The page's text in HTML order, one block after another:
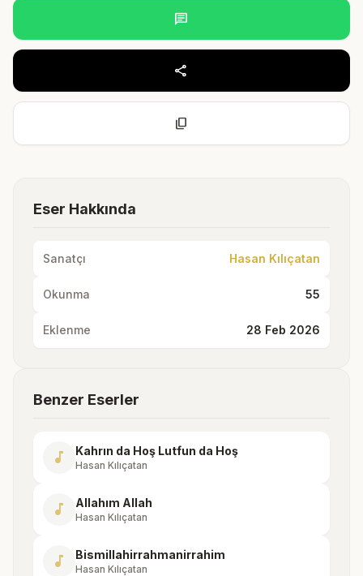
chat
share
content_copy
Eser Hakkında
Sanatçı Hasan Kılıçatan
Okunma 55
Eklenme 28 Feb 2026
Benzer Eserler
music_note Kahrın da Hoş Lutfun da Hoş
Hasan Kılıçatan
music_note Allahım Allah
Hasan Kılıçatan
music_note Bismillahirrahmanirrahim
Hasan Kılıçatan